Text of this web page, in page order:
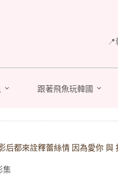
跟著飛魚玩韓國
后都來詮釋蕾絲情 因為愛你 與
集